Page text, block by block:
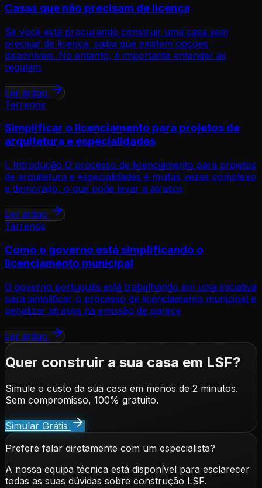
Casas que não precisam de licença
Se você está procurando construir uma casa sem
precisar de licença, saiba que existem opções
disponíveis. No entanto, é importante entender as
regulam
Ler artigo
Terrenos
Simplificar o licenciamento para projetos de
arquitetura e especialidades
I. Introdução O processo de licenciamento para projetos
de arquitetura e especialidades é muitas vezes complexo
e demorado, o que pode levar a atrasos
Ler artigo
Terrenos
Como o governo está simplificando o
licenciamento municipal
O governo português está trabalhando em uma iniciativa
para simplificar o processo de licenciamento municipal e
penalizar atrasos na emissão de parece
Ler artigo
Quer construir a sua casa em LSF?
Simule o custo da sua casa em menos de 2 minutos.
Sem compromisso, 100% gratuito.
Simular Grátis
Prefere falar diretamente com um especialista?
A nossa equipa técnica está disponível para esclarecer
todas as suas dúvidas sobre construção LSF.